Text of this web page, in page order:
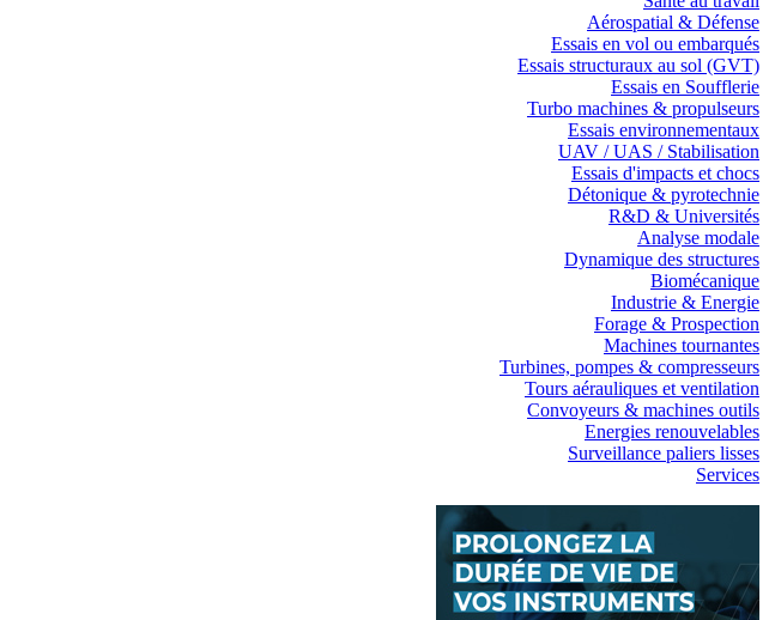
Aérospatial & Défense
Essais en vol ou embarqués
Essais structuraux au sol (GVT)
Essais en Soufflerie
Turbo machines & propulseurs
Essais environnementaux
UAV / UAS / Stabilisation
Essais d'impacts et chocs
Détonique & pyrotechnie
R&D & Universités
Analyse modale
Dynamique des structures
Biomécanique
Industrie & Energie
Forage & Prospection
Machines tournantes
Turbines, pompes & compresseurs
Tours aérauliques et ventilation
Convoyeurs & machines outils
Energies renouvelables
Surveillance paliers lisses
Services